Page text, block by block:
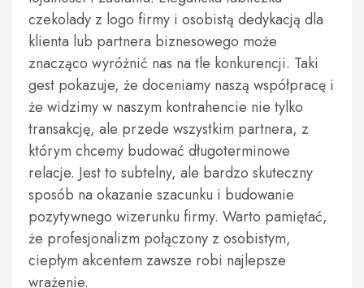
czekolady z logo firmy i osobistą dedykacją dla
klienta lub partnera biznesowego może
znacząco wyróżnić nas na tle konkurencji. Taki
gest pokazuje, że doceniamy naszą współpracę i
że widzimy w naszym kontrahencie nie tylko
transakcję, ale przede wszystkim partnera, z
którym chcemy budować długoterminowe
relacje. Jest to subtelny, ale bardzo skuteczny
sposób na okazanie szacunku i budowanie
pozytywnego wizerunku firmy. Warto pamiętać,
że profesjonalizm połączony z osobistym,
ciepłym akcentem zawsze robi najlepsze
wrażenie.